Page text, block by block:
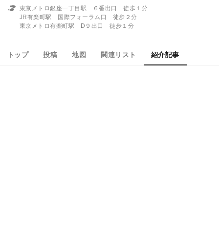
東京メトロ銀座一丁目駅 ６番出口 徒歩１分
JR有楽町駅 国際フォーラム口 徒歩２分
東京メトロ有楽町駅 D９出口 徒歩１分
トップ 投稿 地図 関連リスト 紹介記事